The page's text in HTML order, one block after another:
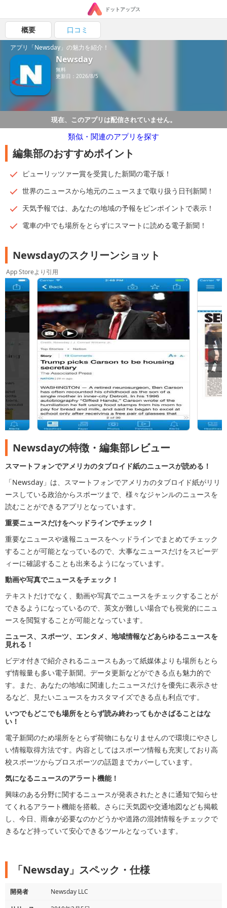
ドットアップス
概要 口コミ
アプリ「Newsday」の魅力を紹介！
Newsday
無料
更新日：2026/8/5
現在、このアプリは配信されていません。
類似・関連のアプリを探す
編集部のおすすめポイント
ピューリッツァー賞を受賞した新聞の電子版！
世界のニュースから地元のニュースまで取り扱う日刊新聞！
天気予報では、あなたの地域の予報をピンポイントで表示！
電車の中でも場所をとらずにスマートに読める電子新聞！
Newsdayのスクリーンショット
App Storeより引用
Newsdayの特徴・編集部レビュー
スマートフォンでアメリカのタブロイド紙のニュースが読める！
「Newsday」は、スマートフォンでアメリカのタブロイド紙がリリ
ースしている政治からスポーツまで、様々なジャンルのニュースを
読むことができるアプリとなっています。
重要ニュースだけをヘッドラインでチェック！
重要なニュースや速報ニュースをヘッドラインでまとめてチェック
することが可能となっているので、大事なニュースだけをスピーデ
ィーに確認することも出来るようになっています。
動画や写真でニュースをチェック！
テキストだけでなく、動画や写真でニュースをチェックすることが
できるようになっているので、英文が難しい場合でも視覚的にニュ
ースを閲覧することが可能となっています。
ニュース、スポーツ、エンタメ、地域情報などあらゆるニュースを
見れる！
ビデオ付きで紹介されるニュースもあって紙媒体よりも場所もとら
ず情報量も多い電子新聞。データ更新などができる点も魅力的で
す。また、あなたの地域に関連したニュースだけを優先に表示させ
るなど、見たいニュースをカスタマイズできる点も利点です。
いつでもどこでも場所をとらず読み終わってもかさばることはな
い！
電子新聞のため場所をとらず荷物にもなりませんので環境にやさし
い情報取得方法です。内容としてはスポーツ情報も充実しており高
校スポーツからプロスポーツの話題までカバーしています。
気になるニュースのアラート機能！
興味のある分野に関するニュースが発表されたときに通知で知らせ
てくれるアラート機能を搭載。さらに天気図や交通地図なども掲載
し、今日、雨傘が必要なのかどうかや道路の混雑情報をチェックで
きるなど持っていて安心できるツールとなっています。
「Newsday」スペック・仕様
開発者
Newsday LLC